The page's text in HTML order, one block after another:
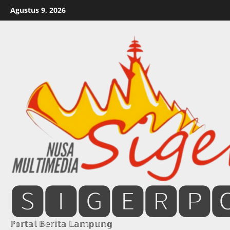
Skip
to
Agustus 9, 2026
ℙ𝕠𝕣𝕥𝕒𝕝 𝔹𝕖𝕣𝕚𝕥𝕒 𝕃𝕒𝕞𝕡𝕦𝕟𝕘